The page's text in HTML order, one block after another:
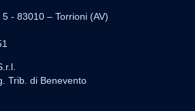
- 83010 – Torrioni (AV)
Trib. di Benevento